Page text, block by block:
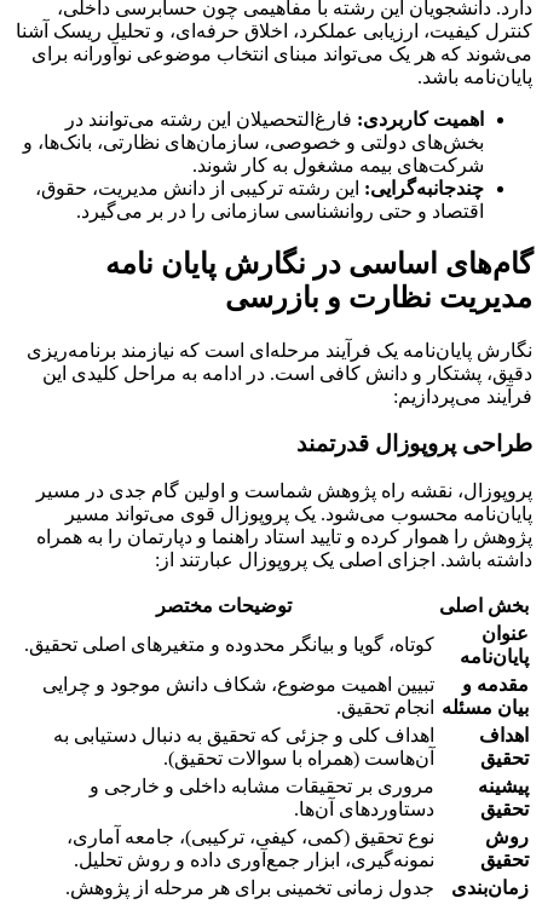
دارد. دانشجویان این رشته با مفاهیمی چون حسابرسی داخلی،
کنترل کیفیت، ارزیابی عملکرد، اخلاق حرفه‌ای، و تحلیل ریسک آشنا
می‌شوند که هر یک می‌تواند مبنای انتخاب موضوعی نوآورانه برای
پایان‌نامه باشد.
اهمیت کاربردی: فارغ‌التحصیلان این رشته می‌توانند در
بخش‌های دولتی و خصوصی، سازمان‌های نظارتی، بانک‌ها، و
شرکت‌های بیمه مشغول به کار شوند.
چندجانبه‌گرایی: این رشته ترکیبی از دانش مدیریت، حقوق،
اقتصاد و حتی روانشناسی سازمانی را در بر می‌گیرد.
گام‌های اساسی در نگارش پایان نامه
مدیریت نظارت و بازرسی
نگارش پایان‌نامه یک فرآیند مرحله‌ای است که نیازمند برنامه‌ریزی
دقیق، پشتکار و دانش کافی است. در ادامه به مراحل کلیدی این
فرآیند می‌پردازیم:
طراحی پروپوزال قدرتمند
پروپوزال، نقشه راه پژوهش شماست و اولین گام جدی در مسیر
پایان‌نامه محسوب می‌شود. یک پروپوزال قوی می‌تواند مسیر
پژوهش را هموار کرده و تایید استاد راهنما و دپارتمان را به همراه
داشته باشد. اجزای اصلی یک پروپوزال عبارتند از:
بخش اصلی
توضیحات مختصر
عنوان
پایان‌نامه
کوتاه، گویا و بیانگر محدوده و متغیرهای اصلی تحقیق.
مقدمه و
بیان مسئله
تبیین اهمیت موضوع، شکاف دانش موجود و چرایی
انجام تحقیق.
اهداف
تحقیق
اهداف کلی و جزئی که تحقیق به دنبال دستیابی به
آن‌هاست (همراه با سوالات تحقیق).
پیشینه
تحقیق
مروری بر تحقیقات مشابه داخلی و خارجی و
دستاوردهای آن‌ها.
روش
تحقیق
نوع تحقیق (کمی، کیفی، ترکیبی)، جامعه آماری،
نمونه‌گیری، ابزار جمع‌آوری داده و روش تحلیل.
زمان‌بندی
جدول زمانی تخمینی برای هر مرحله از پژوهش.